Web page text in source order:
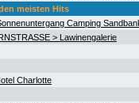
meisten Hits
Camping
> Lawinengalerie
Charlotte